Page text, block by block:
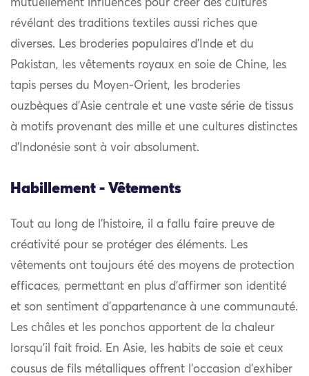
mutuellement influencés pour créer des cultures
révélant des traditions textiles aussi riches que
diverses. Les broderies populaires d’Inde et du
Pakistan, les vêtements royaux en soie de Chine, les
tapis perses du Moyen-Orient, les broderies
ouzbèques d’Asie centrale et une vaste série de tissus
à motifs provenant des mille et une cultures distinctes
d’Indonésie sont à voir absolument.
Habillement - Vêtements
Tout au long de l’histoire, il a fallu faire preuve de
créativité pour se protéger des éléments. Les
vêtements ont toujours été des moyens de protection
efficaces, permettant en plus d’affirmer son identité
et son sentiment d’appartenance à une communauté.
Les châles et les ponchos apportent de la chaleur
lorsqu’il fait froid. En Asie, les habits de soie et ceux
cousus de fils métalliques offrent l’occasion d’exhiber